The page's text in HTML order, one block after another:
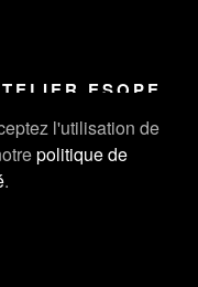
l'utilisation de
politique de
.
ESOPE